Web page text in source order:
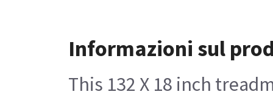
Informazioni sul
This 132 X 18 inch